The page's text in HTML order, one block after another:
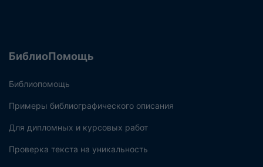
БиблиоПомощь
Библиопомощь
Примеры библиографического описания
Для дипломных и курсовых работ
Проверка текста на уникальность